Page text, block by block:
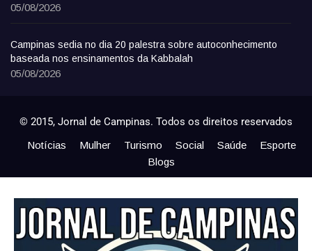
05/08/2026
Campinas sedia no dia 20 palestra sobre autoconhecimento
baseada nos ensinamentos da Kabbalah
05/08/2026
© 2015, Jornal de Campinas. Todos os direitos reservados
Notícias Mulher Turismo Social Saúde
Esporte
Blogs